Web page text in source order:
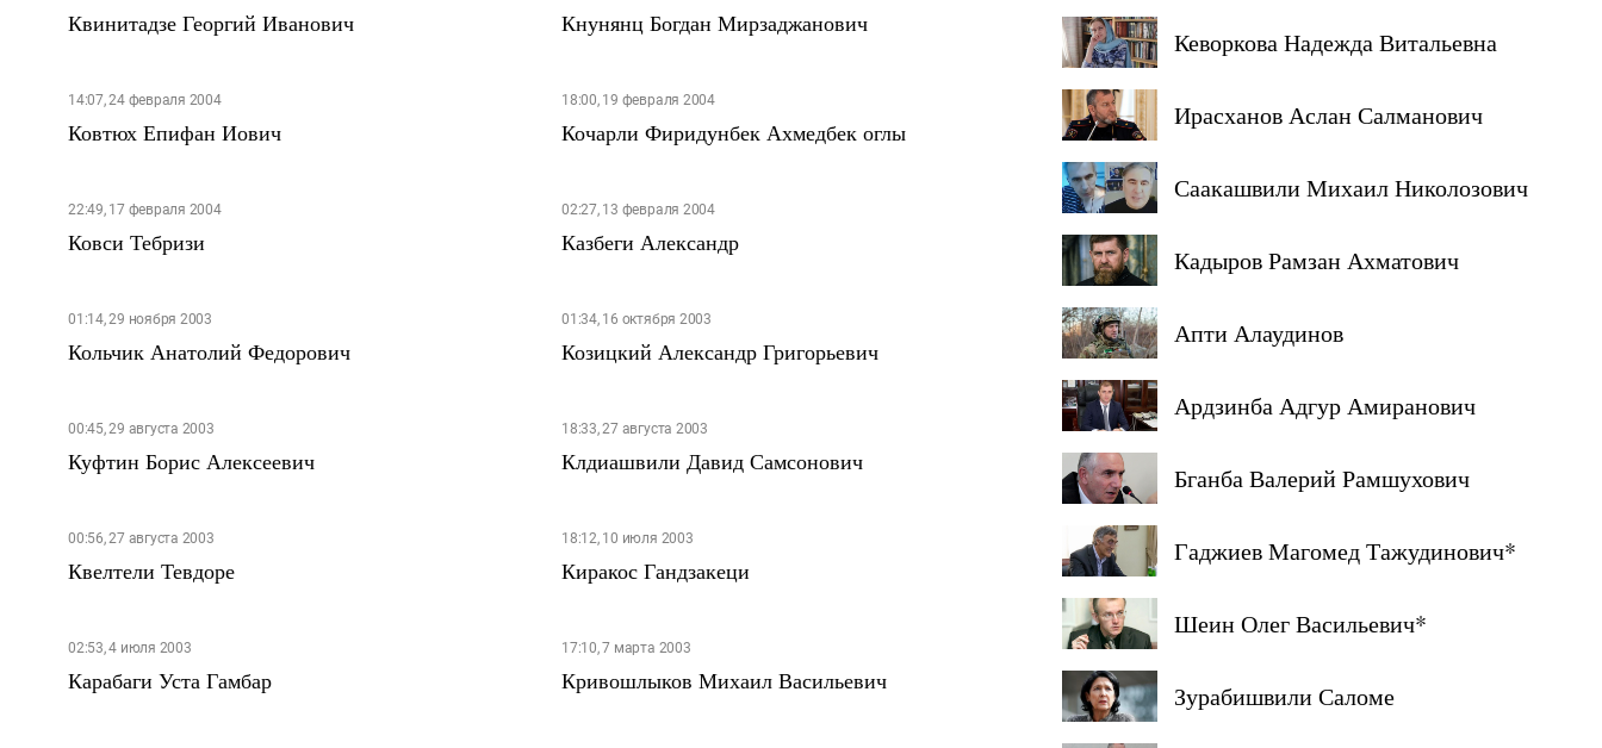
Квинитадзе Георгий Иванович Кнунянц Богдан Мирзаджанович
14:07, 24 февраля 2004
Ковтюх Епифан Иович
18:00, 19 февраля 2004
Кочарли Фиридунбек Ахмедбек оглы
22:49, 17 февраля 2004
Ковси Тебризи
02:27, 13 февраля 2004
Казбеги Александр
01:14, 29 ноября 2003
Кольчик Анатолий Федорович
01:34, 16 октября 2003
Козицкий Александр Григорьевич
00:45, 29 августа 2003
Куфтин Борис Алексеевич
18:33, 27 августа 2003
Клдиашвили Давид Самсонович
00:56, 27 августа 2003
Квелтели Тевдоре
18:12, 10 июля 2003
Киракос Гандзакеци
02:53, 4 июля 2003
Карабаги Уста Гамбар
17:10, 7 марта 2003
Кривошлыков Михаил Васильевич
Кеворкова Надежда Витальевна
Ирасханов Аслан Салманович
Саакашвили Михаил Николозович
Кадыров Рамзан Ахматович
Апти Алаудинов
Ардзинба Адгур Амиранович
Бганба Валерий Рамшухович
Гаджиев Магомед Тажудинович*
Шеин Олег Васильевич*
Зурабишвили Саломе